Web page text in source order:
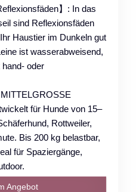
】: In das
sind Reflexionsfäden
Haustier im Dunkeln gut
ist wasserabweisend,
oder
MITTELGROSSE
für Hunde von 15–
Rottweiler,
Bis 200 kg belastbar,
für Spaziergänge,
Angebot